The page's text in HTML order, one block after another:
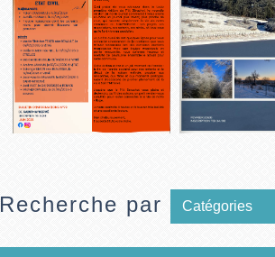
Recherche par Catégories